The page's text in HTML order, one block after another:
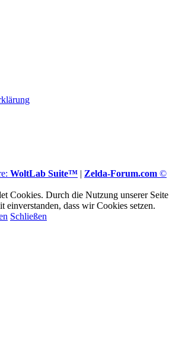
WoltLab Suite™ | Zelda-Forum.com ©
Cookies. Durch die Nutzung unserer Seite
einverstanden, dass wir Cookies setzen.
Schließen